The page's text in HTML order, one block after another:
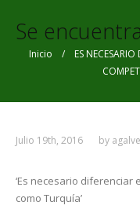
Se
Inicio / ES NECESARIO
Julio 19th, 2016 by
‘Es necesario diferenciar
como Turquía’